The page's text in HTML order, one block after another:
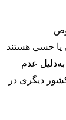
یا حسی هستند
عدم
دیگری در